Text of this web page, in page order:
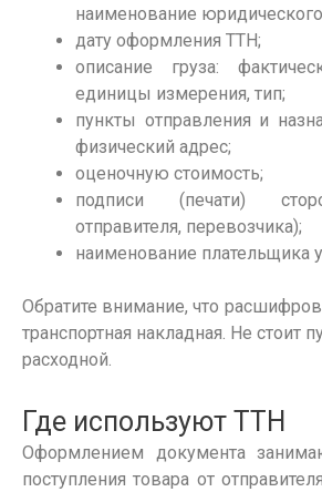
наименование
дату оформления ТТН;
описание груза:
единицы измерения, тип;
пункты отправления и
физический адрес;
оценочную стоимость;
подписи (печати)
отправителя, перевозчика);
наименование плательщика
Обратите внимание, что
транспортная накладная. Не стоит
расходной.
Где используют ТТН
Оформлением документа
поступления товара от отправителя